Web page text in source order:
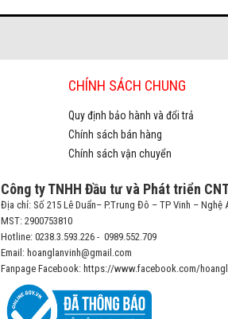
CHÍNH SÁCH CHUNG
Quy định bảo hành và đổi trả
Chính sách bán hàng
Chính sách vận chuyển
Công ty TNHH Đầu tư và Phát triển
Địa chỉ: Số 215 Lê Duẩn– P.Trung Đô – TP Vinh – Nghệ
MST: 2900753810
Hotline: 0238.3.593.226 - 0989.552.709
Email: hoanglanvinh@gmail.com
Fanpage Facebook: https://www.facebook.com/